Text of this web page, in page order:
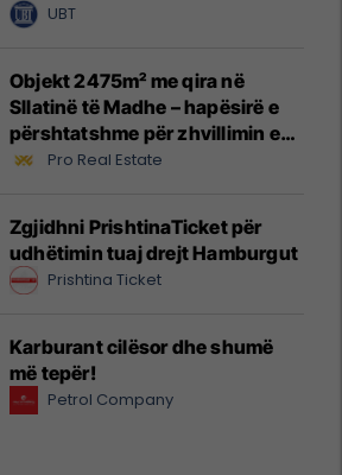
UBT
Objekt 2475m² me qira në
Sllatinë të Madhe – hapësirë e
përshtatshme për zhvillimin e
biznesit #16068
Pro Real Estate
Zgjidhni PrishtinaTicket për
udhëtimin tuaj drejt Hamburgut
Prishtina Ticket
Karburant cilësor dhe shumë
më tepër!
Petrol Company